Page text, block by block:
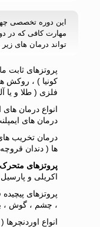
این دوره تخصصی
مهارت کافی که در
تواند درمان های
پروتزهای ثابت
کونیا ) ، روکش
فلزی ( طلا و یا
انواع درمان های
درمان های
درمان تخریب
ها ( دندان
پروتزهای متحرک
اکریلی و
پروتزهای
، چشم ، گوش ،
انواع اوردنچرها